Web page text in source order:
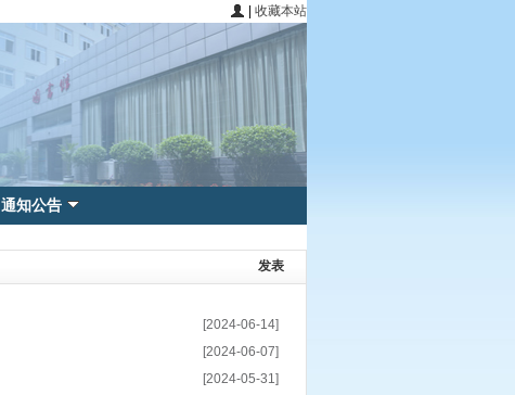
收藏本站
通知公告
发表
[2024-06-14]
[2024-06-07]
[2024-05-31]